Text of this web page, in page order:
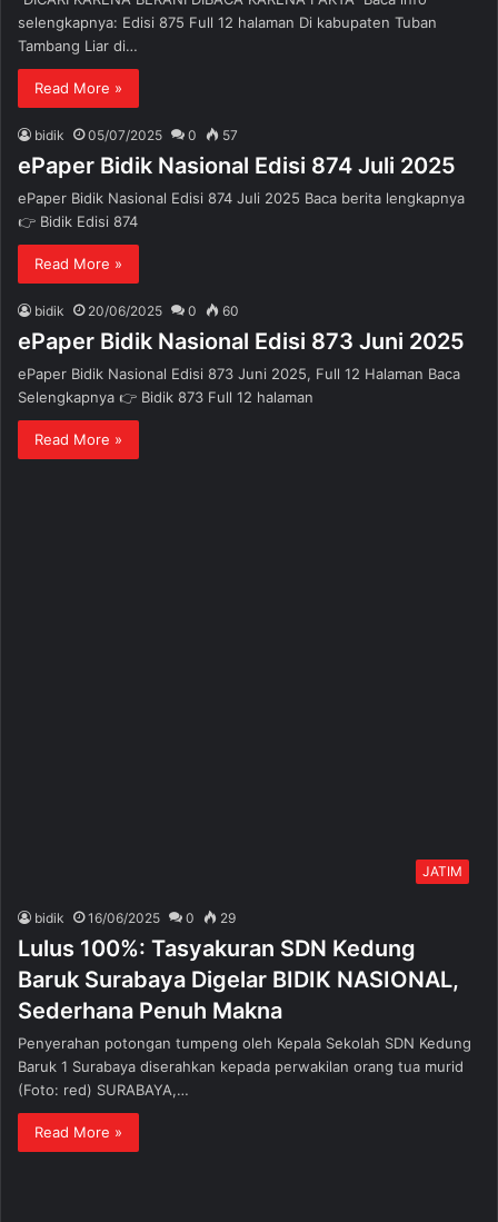
selengkapnya: Edisi 875 Full 12 halaman Di kabupaten Tuban
Tambang Liar di…
Read More »
bidik 05/07/2025 0 57
ePaper Bidik Nasional Edisi 874 Juli 2025
ePaper Bidik Nasional Edisi 874 Juli 2025 Baca berita lengkapnya
👉 Bidik Edisi 874
Read More »
bidik 20/06/2025 0 60
ePaper Bidik Nasional Edisi 873 Juni 2025
ePaper Bidik Nasional Edisi 873 Juni 2025, Full 12 Halaman Baca
Selengkapnya 👉 Bidik 873 Full 12 halaman
Read More »
JATIM
bidik 16/06/2025 0 29
Lulus 100%: Tasyakuran SDN Kedung
Baruk Surabaya Digelar BIDIK NASIONAL,
Sederhana Penuh Makna
Penyerahan potongan tumpeng oleh Kepala Sekolah SDN Kedung
Baruk 1 Surabaya diserahkan kepada perwakilan orang tua murid
(Foto: red) SURABAYA,…
Read More »